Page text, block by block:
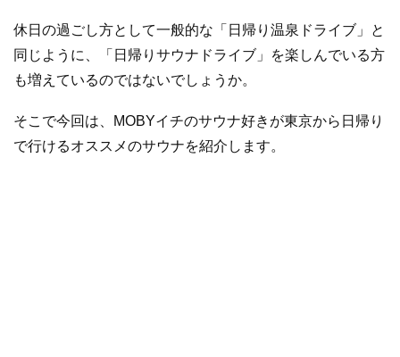
休日の過ごし方として一般的な「日帰り温泉ドライブ」と
同じように、「日帰りサウナドライブ」を楽しんでいる方
も増えているのではないでしょうか。
そこで今回は、MOBYイチのサウナ好きが東京から日帰り
で行けるオススメのサウナを紹介します。